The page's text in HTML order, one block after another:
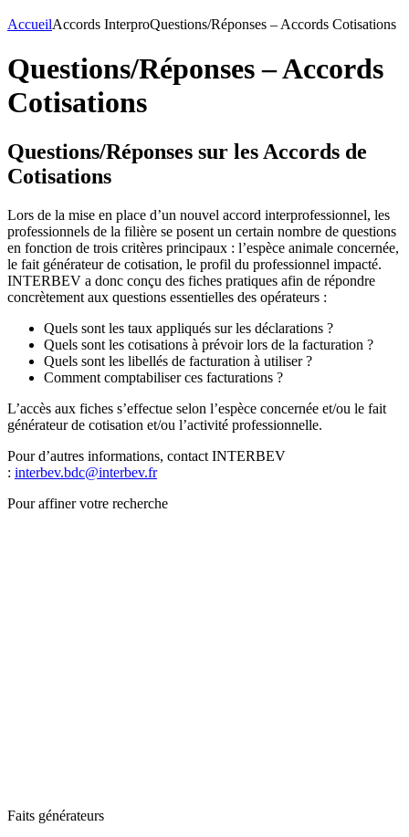
AccueilAccords InterproQuestions/Réponses – Accords Cotisations
Questions/Réponses – Accords
Cotisations
Questions/Réponses sur les Accords de
Cotisations
Lors de la mise en place d’un nouvel accord interprofessionnel, les
professionnels de la filière se posent un certain nombre de questions
en fonction de trois critères principaux : l’espèce animale concernée,
le fait générateur de cotisation, le profil du professionnel impacté.
INTERBEV a donc conçu des fiches pratiques afin de répondre
concrètement aux questions essentielles des opérateurs :
Quels sont les taux appliqués sur les déclarations ?
Quels sont les cotisations à prévoir lors de la facturation ?
Quels sont les libellés de facturation à utiliser ?
Comment comptabiliser ces facturations ?
L’accès aux fiches s’effectue selon l’espèce concernée et/ou le fait
générateur de cotisation et/ou l’activité professionnelle.
Pour d’autres informations, contact INTERBEV
: interbev.bdc@interbev.fr
Pour affiner votre recherche
Faits générateurs